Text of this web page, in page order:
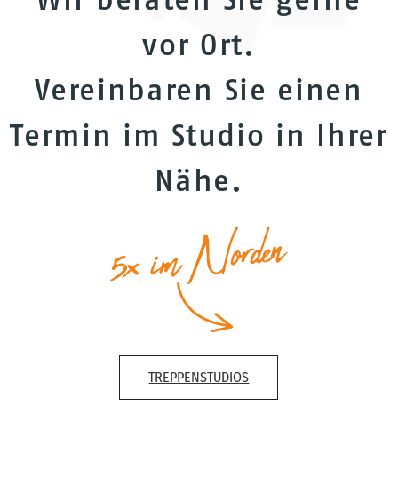
vor Ort.
Vereinbaren Sie einen
Termin im Studio in Ihrer
Nähe.
TREPPENSTUDIOS